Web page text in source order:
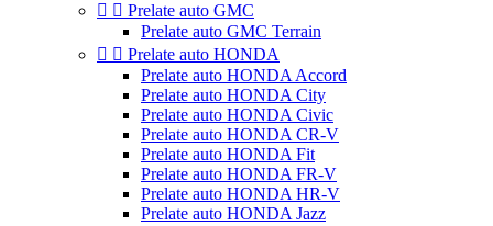
  Prelate auto GMC
Prelate auto GMC Terrain
  Prelate auto HONDA
Prelate auto HONDA Accord
Prelate auto HONDA City
Prelate auto HONDA Civic
Prelate auto HONDA CR-V
Prelate auto HONDA Fit
Prelate auto HONDA FR-V
Prelate auto HONDA HR-V
Prelate auto HONDA Jazz